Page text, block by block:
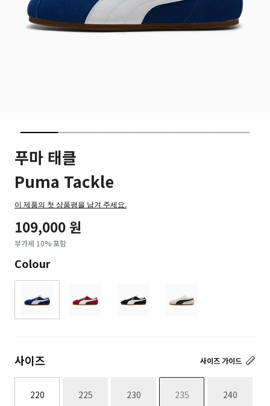
푸마 태클
Puma Tackle
이 제품의 첫 상품평을 남겨 주세요.
109,000 원
부가세 10% 포함
Colour
사이즈 가이드
사이즈
220 225재고없음 230재고없음 235재고없음 240재고없음